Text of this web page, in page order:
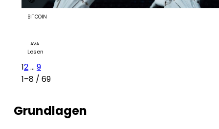
BITCOIN
AVA
Lesen
12... 9
1–8 / 69
Grundlagen